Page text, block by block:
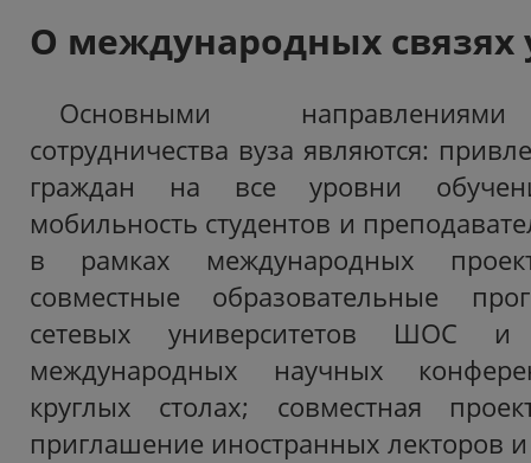
О международных связях
Основными направлениями
сотрудничества вуза являются:
граждан на все уровни
мобильность студентов и
в рамках международных
совместные образовательные
сетевых университетов ШОС
международных научных
круглых столах; совместная
приглашение иностранных лекторов